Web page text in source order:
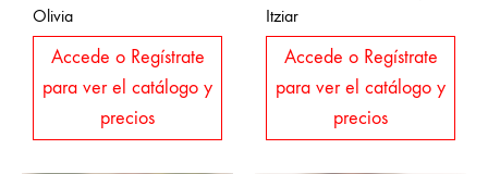
Olivia
Accede o Regístrate
para ver el catálogo y
precios
Itziar
Accede o Regístrate
para ver el catálogo y
precios